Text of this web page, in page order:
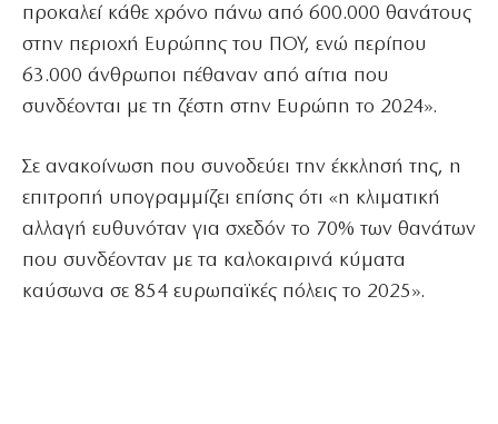
προκαλεί κάθε χρόνο πάνω από 600.000 θανάτους
στην περιοχή Ευρώπης του ΠΟΥ, ενώ περίπου
63.000 άνθρωποι πέθαναν από αίτια που
συνδέονται με τη ζέστη στην Ευρώπη το 2024».
Σε ανακοίνωση που συνοδεύει την έκκλησή της, η
επιτροπή υπογραμμίζει επίσης ότι «η κλιματική
αλλαγή ευθυνόταν για σχεδόν το 70% των θανάτων
που συνδέονταν με τα καλοκαιρινά κύματα
καύσωνα σε 854 ευρωπαϊκές πόλεις το 2025».